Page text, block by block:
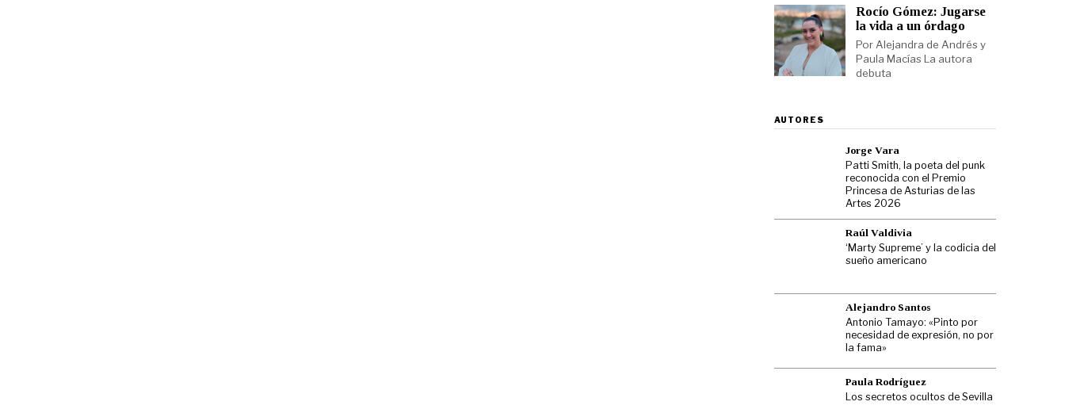
Rocío Gómez: Jugarse
la vida a un órdago
Por Alejandra de Andrés y
Paula Macías La autora
debuta
AUTORES
Jorge Vara
Patti Smith, la poeta del punk
reconocida con el Premio
Princesa de Asturias de las
Artes 2026
Raúl Valdivia
‘Marty Supreme’ y la codicia del
sueño americano
Alejandro Santos
Antonio Tamayo: «Pinto por
necesidad de expresión, no por
la fama»
Paula Rodríguez
Los secretos ocultos de Sevilla